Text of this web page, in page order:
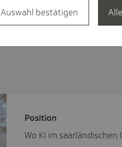
Posi­tion
Wo KI im
Auswahl bestätigen